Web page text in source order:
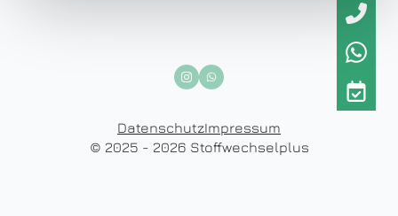
DatenschutzImpressum
© 2025 - 2026 Stoffwechselplus